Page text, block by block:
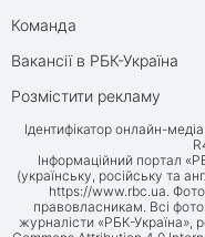
Команда
Вакансії в РБК-Україна
Розмістити рекламу
Ідентифікатор онлайн-
Інформаційний портал
(українську, російську та
https://www.rbc.ua .
правовласникам. Всі
журналісти «РБК-Україна»,